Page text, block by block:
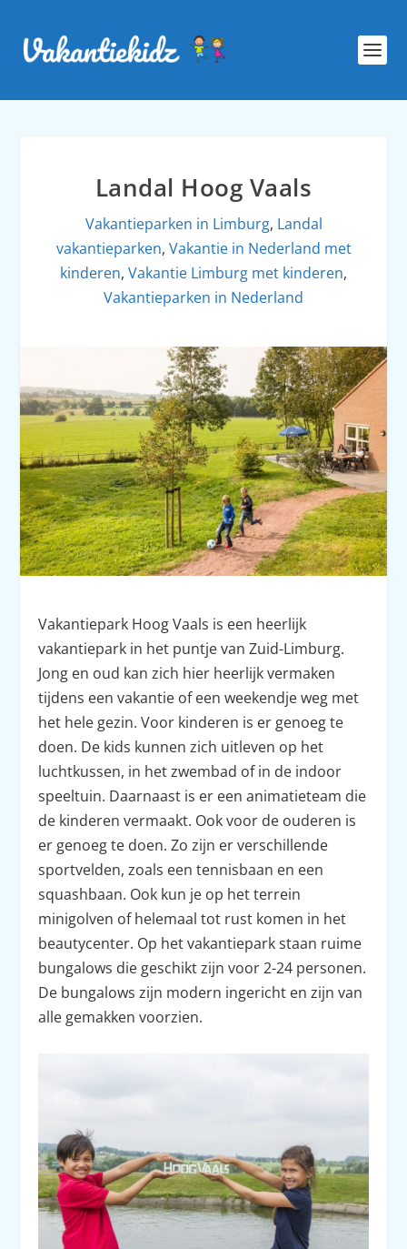
Landal Hoog Vaals
Vakantieparken in Limburg, Landal
vakantieparken, Vakantie in Nederland met
kinderen, Vakantie Limburg met kinderen,
Vakantieparken in Nederland
Vakantiepark Hoog Vaals is een heerlijk
vakantiepark in het puntje van Zuid-Limburg.
Jong en oud kan zich hier heerlijk vermaken
tijdens een vakantie of een weekendje weg met
het hele gezin. Voor kinderen is er genoeg te
doen. De kids kunnen zich uitleven op het
luchtkussen, in het zwembad of in de indoor
speeltuin. Daarnaast is er een animatieteam die
de kinderen vermaakt. Ook voor de ouderen is
er genoeg te doen. Zo zijn er verschillende
sportvelden, zoals een tennisbaan en een
squashbaan. Ook kun je op het terrein
minigolven of helemaal tot rust komen in het
beautycenter. Op het vakantiepark staan ruime
bungalows die geschikt zijn voor 2-24 personen.
De bungalows zijn modern ingericht en zijn van
alle gemakken voorzien.